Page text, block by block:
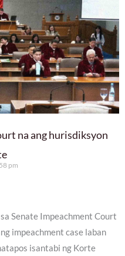
na ang hurisdiksyon
pm
Senate Impeachment Court
impeachment case laban
isantabi ng Korte